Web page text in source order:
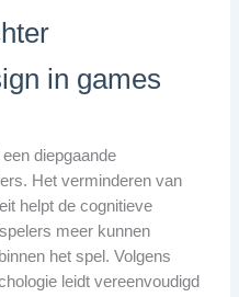
in games
diepgaande
Het verminderen van
helpt de cognitieve
meer kunnen
het spel. Volgens
leidt vereenvoudigd